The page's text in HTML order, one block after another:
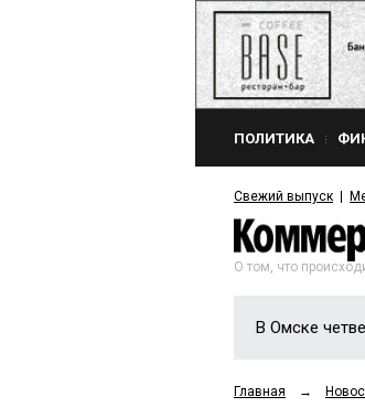
ПОЛИТИКА
Свежий выпуск
О том, что
В Омске
Главная →